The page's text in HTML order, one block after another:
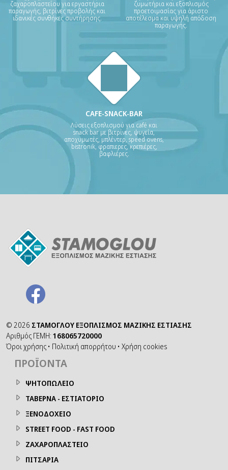
ζαχαροπλαστείου για εργαστήρια
παραγωγής, βιτρίνες προβολής και
ιδανικές συνθήκες συντήρησης.
ζυμωτήρια και εξοπλισμός
προετοιμασίας για άριστο
αποτέλεσμα και υψηλή απόδοση
παραγωγής.
CAFE-SNACK-BAR
Λύσεις εξοπλισμού για café και
snack bar με βιτρίνες, ψυγεία,
αποχυμωτές, μπλέντερ, speed ovens,
bistronik, φραπιερες, κρεπιέρες,
βαφλιέρες.
© 2026 ΣΤΑΜΟΓΛΟΥ ΕΞΟΠΛΙΣΜΟΣ ΜΑΖΙΚΗΣ ΕΣΤΙΑΣΗΣ
Αριθμός ΓΕΜΗ: 168065720000
Όροι χρήσης • Πολιτική απορρήτου • Χρήση cookies
ΠΡΟΪΌΝΤΑ
ΨΗΤΟΠΩΛΕΙΟ
ΤΑΒΕΡΝΑ - ΕΣΤΙΑΤΟΡΙΟ
ΞΕΝΟΔΟΧΕΙΟ
STREET FOOD - FAST FOOD
ΖΑΧΑΡΟΠΛΑΣΤΕΙΟ
ΠΙΤΣΑΡΙΑ